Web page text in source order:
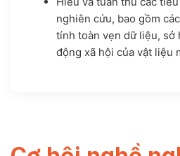
nghiên cứu, bao gồm
tính toàn vẹn dữ liệu, sở
động xã hội của vật liệu